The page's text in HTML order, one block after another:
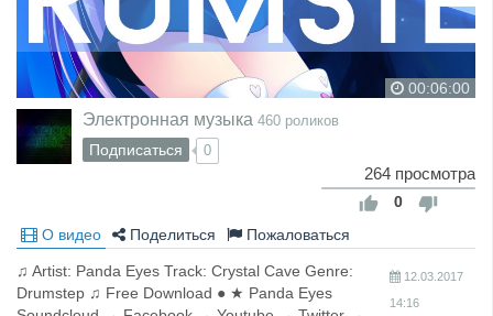
00:06:00
Электронная музыка 460 роликов
Подписаться 0
264 просмотра
0
О видео
Поделиться Пожаловаться
♫ Artist: Panda Eyes Track: Crystal Cave Genre:
Drumstep ♫ Free Download ● ★ Panda Eyes
12.03.2017
14:16